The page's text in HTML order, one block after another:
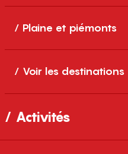
Plaine et piémonts
Voir les destinations
Activités